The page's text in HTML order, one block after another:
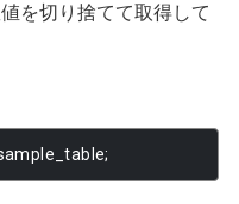
を切り捨てて取得して
;